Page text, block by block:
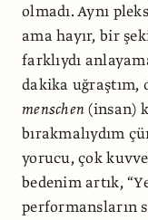
olmadı. Aynı
ama hayır, bir
farklıydı
dakika uğraştım,
menschen(insan)
bırakmalıydım
yorucu, çok
bedenim artık,
performansların